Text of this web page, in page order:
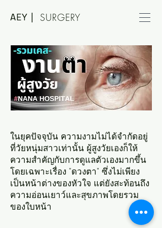
SURGERY
AEY |
ในยุคปัจจุบัน ความงามไม่ได้จำกัดอยู่
ที่วัยหนุ่มสาวเท่านั้น ผู้สูงวัยเองก็ให้
ความสำคัญกับการดูแลตัวเองมากขึ้น
โดยเฉพาะเรื่อง "ดวงตา" ซึ่งไม่เพียง
เป็นหน้าต่างของหัวใจ แต่ยังสะท้อนถึง
ความอ่อนเยาว์และสุขภาพโดยรวม
ของใบหน้า